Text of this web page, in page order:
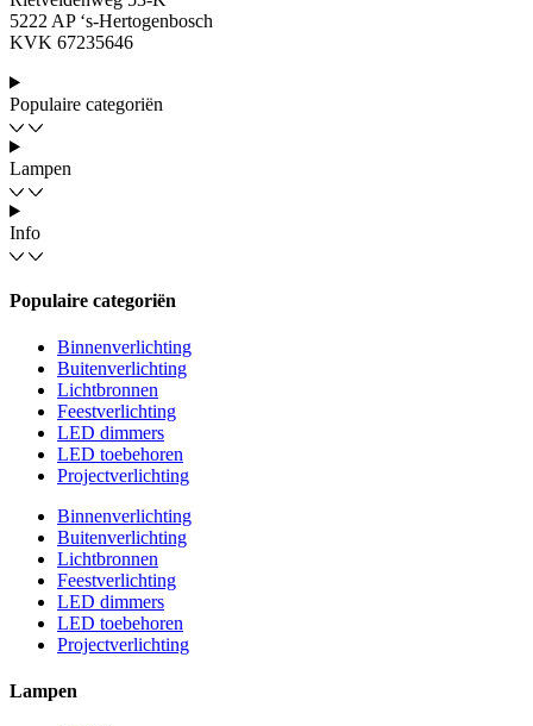
5222 AP ‘s-Hertogenbosch
KVK 67235646
Populaire categoriën
Lampen
Info
Populaire categoriën
Binnenverlichting
Buitenverlichting
Lichtbronnen
Feestverlichting
LED dimmers
LED toebehoren
Projectverlichting
Binnenverlichting
Buitenverlichting
Lichtbronnen
Feestverlichting
LED dimmers
LED toebehoren
Projectverlichting
Lampen